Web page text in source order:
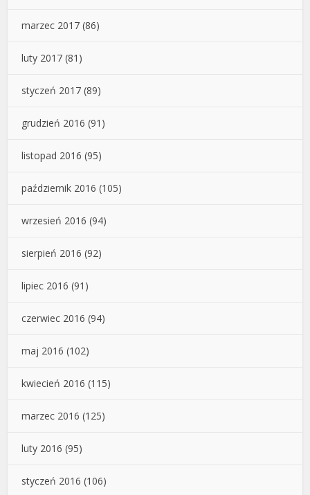
marzec 2017 (86)
luty 2017 (81)
styczeń 2017 (89)
grudzień 2016 (91)
listopad 2016 (95)
październik 2016 (105)
wrzesień 2016 (94)
sierpień 2016 (92)
lipiec 2016 (91)
czerwiec 2016 (94)
maj 2016 (102)
kwiecień 2016 (115)
marzec 2016 (125)
luty 2016 (95)
styczeń 2016 (106)